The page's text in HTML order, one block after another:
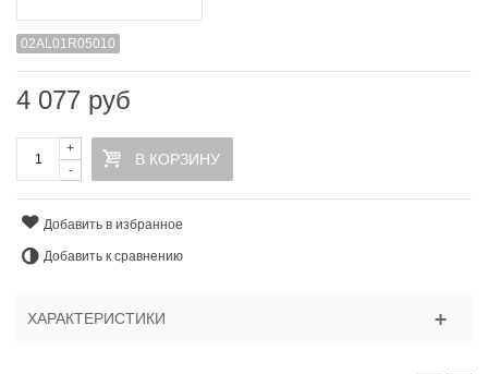
02AL01R05010
4 077 руб
-
+
В КОРЗИНУ
Добавить в избранное
Добавить к сравнению
ХАРАКТЕРИСТИКИ